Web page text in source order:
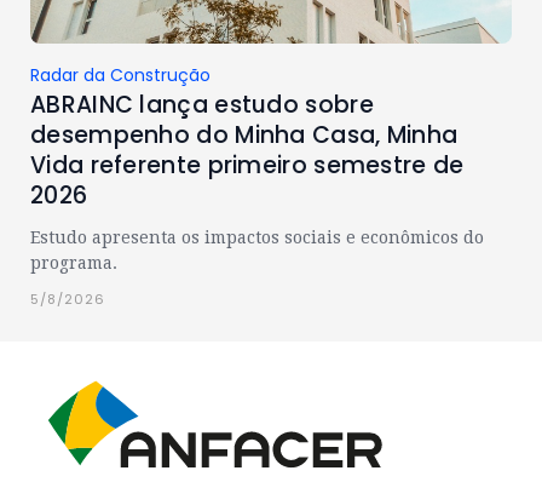
Radar da Construção
ABRAINC lança estudo sobre
desempenho do Minha Casa, Minha
Vida referente primeiro semestre de
2026
Estudo apresenta os impactos sociais e econômicos do
programa.
5/8/2026